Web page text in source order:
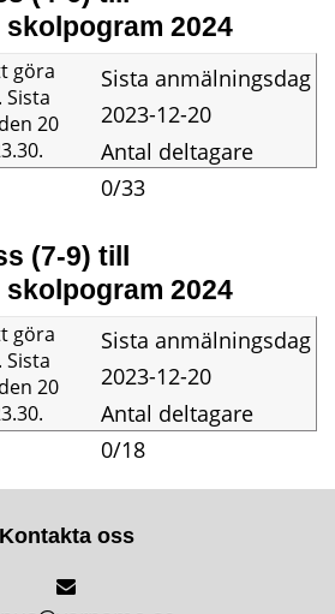
2024
Sista anmälningsdag
2023-12-20
Antal deltagare
0/33
göra
20
(7-9) till
2024
Sista anmälningsdag
2023-12-20
Antal deltagare
0/18
göra
20
Kontakta oss